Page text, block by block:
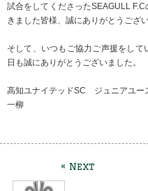
試合をしてくださったSEAGULL
きました皆様、誠にありがとうござい
そして、いつもご協力ご声援をし
日も誠にありがとうございました。
高知ユナイテッドSC ジュニアユ
一柳
« Next